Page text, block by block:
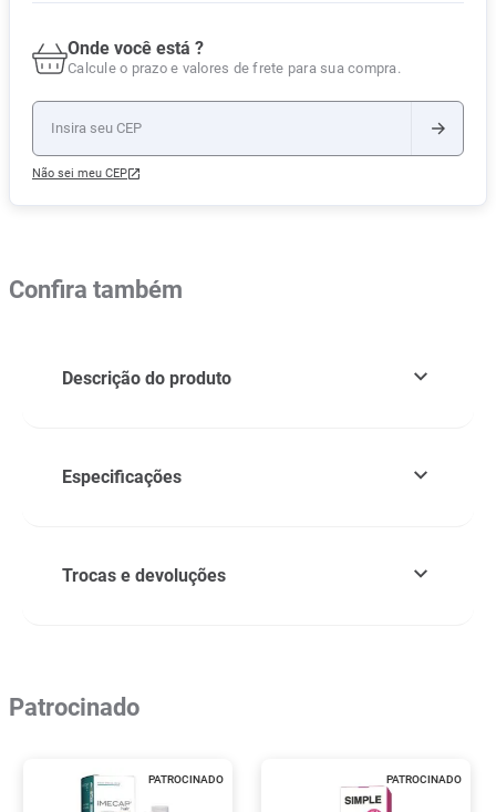
Onde você está ?
Calcule o prazo e valores de frete para sua compra.
Não sei meu CEP
Confira também
Descrição do produto
Especificações
Trocas e devoluções
Patrocinado
PATROCINADO PATROCINADO